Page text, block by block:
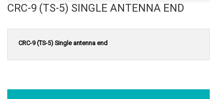
CRC-9 (TS-5) SINGLE ANTENNA END
CRC-9 (TS-5) Single antenna end